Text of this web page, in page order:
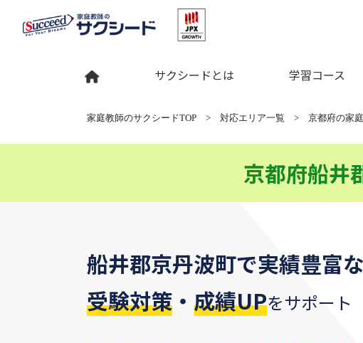
サクシードとは 学習コース
家庭教師のサクシードTOP > 対応エリア一覧 > 京都府の家
京都府船井
船井郡京丹波町で実績豊富
受験対策 ・ 成績UPをサポート